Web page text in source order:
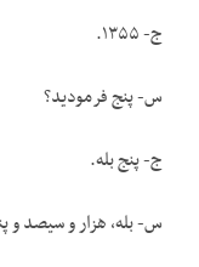
ج- ۱۳۵۵.
س- پنج فرمودید؟
ج- پنج بله.
س- بله، هزار و سیصد و